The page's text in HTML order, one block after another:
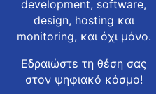
development, software,
design, hosting και
monitoring, και όχι μόνο.
Εδραιώστε τη θέση σας
στον ψηφιακό κόσμο!